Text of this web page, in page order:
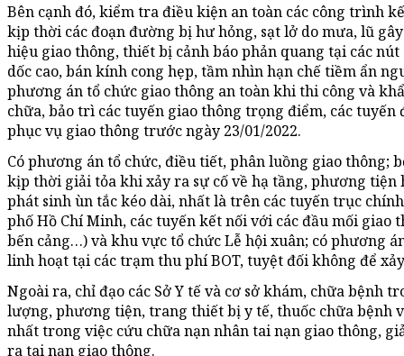
Bên cạnh đó, kiểm tra điều kiện an toàn các công trình
kịp thời các đoạn đường bị hư hỏng, sạt lở do mưa, lũ
hiệu giao thông, thiết bị cảnh báo phản quang tại các
dốc cao, bán kính cong hẹp, tầm nhìn hạn chế tiềm ẩn
phương án tổ chức giao thông an toàn khi thi công và
chữa, bảo trì các tuyến giao thông trọng điểm, các
phục vụ giao thông trước ngày 23/01/2022.
Có phương án tổ chức, điều tiết, phân luồng giao
kịp thời giải tỏa khi xảy ra sự cố về hạ tầng, phương tiện
phát sinh ùn tắc kéo dài, nhất là trên các tuyến trục
phố Hồ Chí Minh, các tuyến kết nối với các đầu mối giao
bến cảng…) và khu vực tổ chức Lễ hội xuân; có phương
linh hoạt tại các trạm thu phí BOT, tuyệt đối không để
Ngoài ra, chỉ đạo các Sở Y tế và cơ sở khám, chữa bệnh
lượng, phương tiện, trang thiết bị y tế, thuốc chữa bệnh
nhất trong việc cứu chữa nạn nhân tai nạn giao thông,
ra tai nạn giao thông.